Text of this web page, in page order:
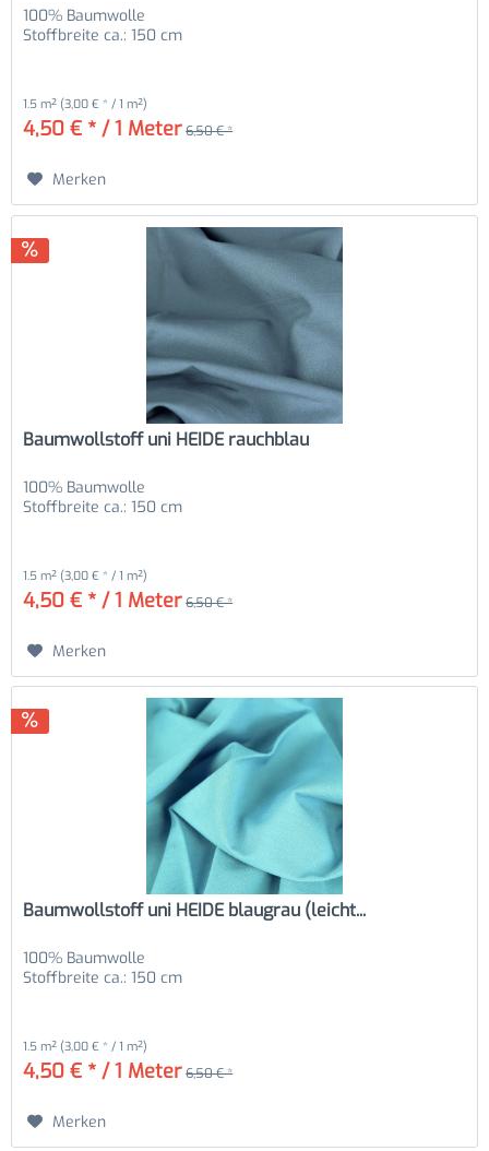
100% Baumwolle
Stoffbreite ca.: 150 cm
1.5 m² (3,00 € * / 1 m²)
4,50 € * / 1 Meter 6,50 € *
Merken
Baumwollstoff uni HEIDE rauchblau
100% Baumwolle
Stoffbreite ca.: 150 cm
1.5 m² (3,00 € * / 1 m²)
4,50 € * / 1 Meter 6,50 € *
Merken
Baumwollstoff uni HEIDE blaugrau (leicht...
100% Baumwolle
Stoffbreite ca.: 150 cm
1.5 m² (3,00 € * / 1 m²)
4,50 € * / 1 Meter 6,50 € *
Merken